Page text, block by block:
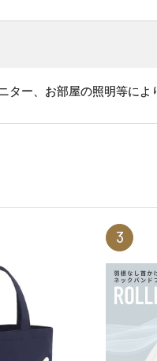
ー、お部屋の照明等によ
3